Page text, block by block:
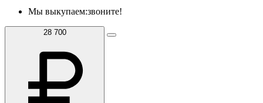
Мы выкупаем:звоните!
28 700